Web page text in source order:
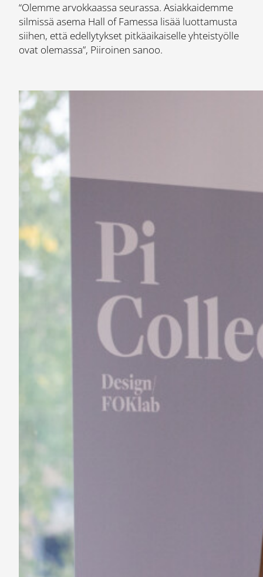
“Olemme arvokkaassa seurassa. Asiakkaidemme
silmissä asema Hall of Famessa lisää luottamusta
siihen, että edellytykset pitkäaikaiselle yhteistyölle
ovat olemassa”, Piiroinen sanoo.